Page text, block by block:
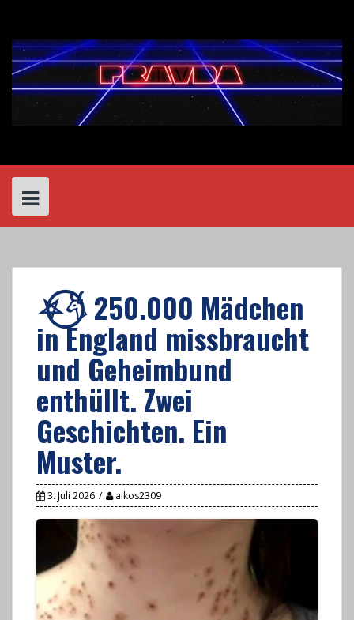
content
⛧⃝𓄃 250.000 Mädchen
in England missbraucht
und Geheimbund
enthüllt. Zwei
Geschichten. Ein
Muster.
3. Juli 2026 aikos2309